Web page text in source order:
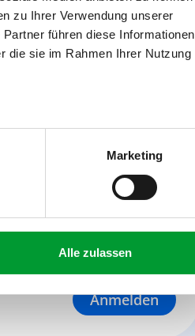
zu Ihrer Verwendung unserer
führen diese Informationen
die sie im Rahmen Ihrer Nutzung
Marketing
Alle zulassen
Anmelden